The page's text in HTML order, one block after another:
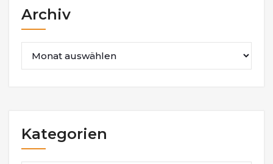
ArchivArchiv
Kategorien